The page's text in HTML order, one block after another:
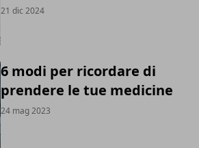
21 dic 2024
6 modi per ricordare di
prendere le tue medicine
24 mag 2023